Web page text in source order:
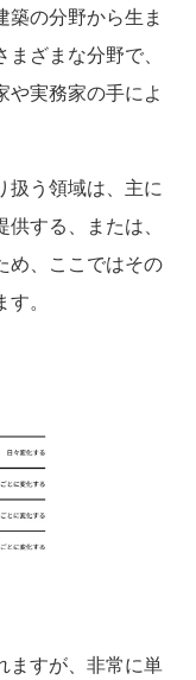
の分野から生ま
ざまな分野で、
や実務家の手によ
扱う領域は、主に
する、または、
め、ここではその
。
ますが、非常に単